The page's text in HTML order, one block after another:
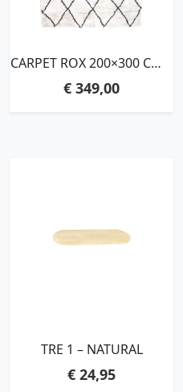
CARPET ROX 200×300 CM –
€ 349,00
TRE 1 – NATURAL
€ 24,95